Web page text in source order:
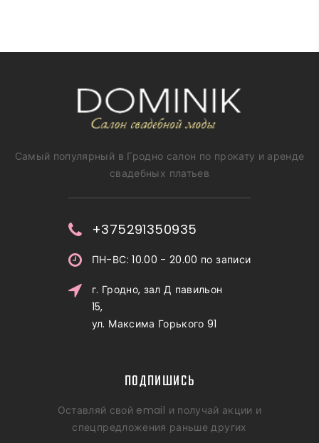
Самый популярный в Гродно салон по прокату и аренде
свадебных платьев
+375291350935
ПН-ВС: 10.00 - 20.00 по записи
г. Гродно, зал Д павильон
15,
ул. Максима Горького 91
ПОДПИШИСЬ
Оставляй свой email и получай акции и
спецпредложения раньше других